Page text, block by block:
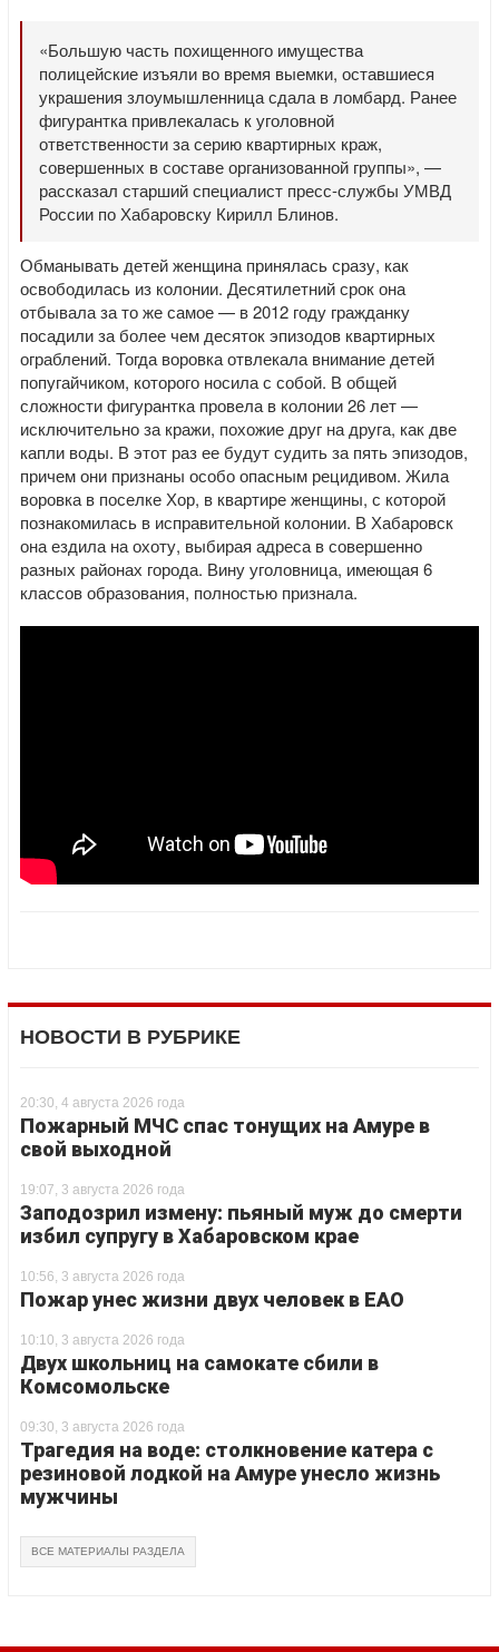
«Большую часть похищенного имущества
полицейские изъяли во время выемки, оставшиеся
украшения злоумышленница сдала в ломбард. Ранее
фигурантка привлекалась к уголовной
ответственности за серию квартирных краж,
совершенных в составе организованной группы», —
рассказал старший специалист пресс-службы УМВД
России по Хабаровску Кирилл Блинов.
Обманывать детей женщина принялась сразу, как
освободилась из колонии. Десятилетний срок она
отбывала за то же самое — в 2012 году гражданку
посадили за более чем десяток эпизодов квартирных
ограблений. Тогда воровка отвлекала внимание детей
попугайчиком, которого носила с собой. В общей
сложности фигурантка провела в колонии 26 лет —
исключительно за кражи, похожие друг на друга, как две
капли воды. В этот раз ее будут судить за пять эпизодов,
причем они признаны особо опасным рецидивом. Жила
воровка в поселке Хор, в квартире женщины, с которой
познакомилась в исправительной колонии. В Хабаровск
она ездила на охоту, выбирая адреса в совершенно
разных районах города. Вину уголовница, имеющая 6
классов образования, полностью признала.
НОВОСТИ В РУБРИКЕ
20:30, 4 августа 2026 года
Пожарный МЧС спас тонущих на Амуре в
свой выходной
19:07, 3 августа 2026 года
Заподозрил измену: пьяный муж до смерти
избил супругу в Хабаровском крае
10:56, 3 августа 2026 года
Пожар унес жизни двух человек в ЕАО
10:10, 3 августа 2026 года
Двух школьниц на самокате сбили в
Комсомольске
09:30, 3 августа 2026 года
Трагедия на воде: столкновение катера с
резиновой лодкой на Амуре унесло жизнь
мужчины
ВСЕ МАТЕРИАЛЫ РАЗДЕЛА